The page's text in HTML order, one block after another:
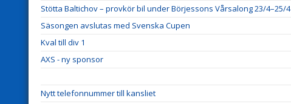
Stötta Baltichov – provkör bil under Börjessons Vårsalong 23/4–25/4
Säsongen avslutas med Svenska Cupen
Kval till div 1
AXS - ny sponsor
Nytt telefonnummer till kansliet